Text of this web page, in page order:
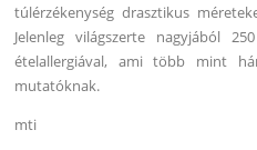
túlérzékenység drasztikus
Jelenleg világszerte nagyjából
ételallergiával, ami több mint
mutatóknak.
mti